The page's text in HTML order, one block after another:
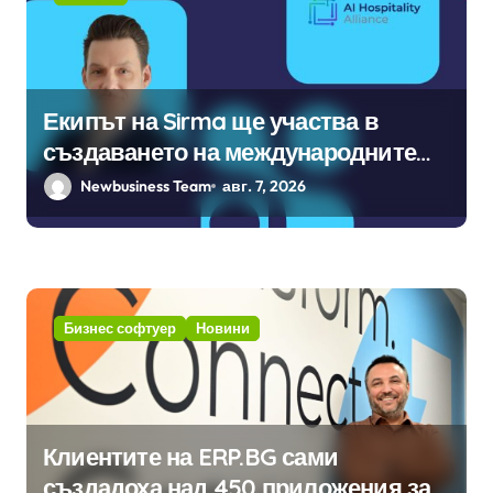
Екипът на Sirma ще участва в
създаването на международните
стандарти за навлизане на
изкуствен интелект в
Newbusiness Team авг. 7, 2026
Бизнес софтуер Новини
Клиентите на ERP.BG сами